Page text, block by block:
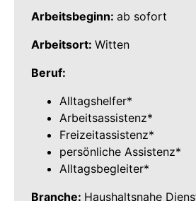
Arbeitsbeginn: ab sofort
Arbeitsort: Witten
Beruf:
Alltagshelfer*
Arbeitsassistenz*
Freizeitassistenz*
persönliche Assistenz*
Alltagsbegleiter*
Branche: Haushaltsnahe